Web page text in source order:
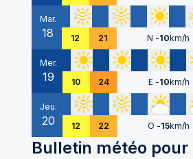
Mar.
18 12 21 N -10km/h
Mer.
19 10 24 E -10km/h
Jeu.
20 12 22 O -15km/h
Bulletin météo pour